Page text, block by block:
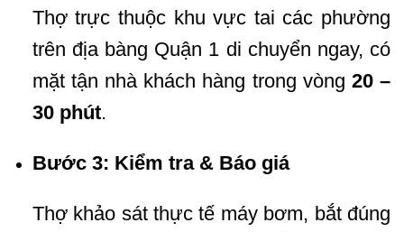
Thợ trực thuộc khu vực tai các phường
trên địa bàng Quận 1 di chuyển ngay, có
mặt tận nhà khách hàng trong vòng 20 –
30 phút.
Bước 3: Kiểm tra & Báo giá
Thợ khảo sát thực tế máy bơm, bắt đúng